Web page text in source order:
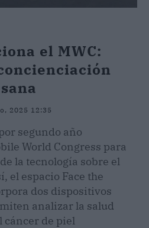
el MWC:
2025 12:35
segundo año
World Congress para
la tecnología sobre el
el espacio Face the
dos dispositivos
analizar la salud
cáncer de piel